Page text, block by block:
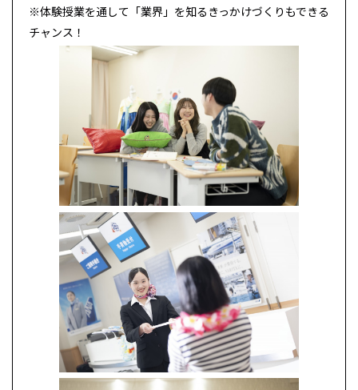
※体験授業を通して「業界」を知るきっかけづくりもできる
チャンス！